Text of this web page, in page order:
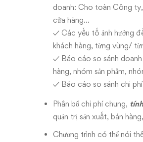
doanh: Cho toàn Công
cửa hàng…
✓ Các yếu tố ảnh hưởng
khách hàng, từng vùng/
✓ Báo cáo so sánh doanh
hàng, nhóm sản phẩm,
✓ Báo cáo so sánh chi
Phân bổ chi phí chung,
quản trị sản xuất, bán
Chương trình có thể nói